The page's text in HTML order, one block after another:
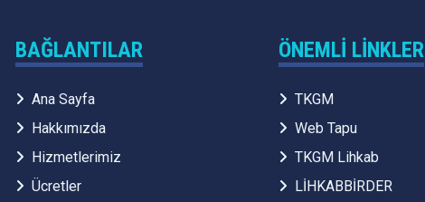
BAĞLANTILAR
Ana Sayfa
Hakkımızda
Hizmetlerimiz
Ücretler
ÖNEMLI LINKLER
TKGM
Web Tapu
TKGM Lihkab
LİHKABBİRDER